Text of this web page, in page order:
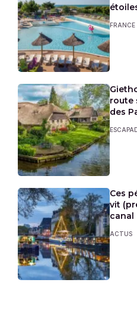
FRANCE
route
des
Ces
vit
canal
ACTUS